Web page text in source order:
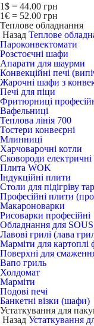
1$ = 44.00 грн
1€ = 52.00 грн
Теплове обладнання
Назад Теплове
Пароконвектомати
Розстоєчні шафи
Апарати для шаурми
Конвекційні печі
Жарочні шафи з
Печі для піци
Фритюрниці
Вафельниці
Теплова лінія 700
Тостери конвеєрні
Млинниці
Харчоварочні котли
Сковороди електричні
Плита WOK
Індукційні плити
Столи для підігріву
Професійні плити
Макароноварки
Рисоварки професійні
Обладнання для
Лавові грилі (лава
Марміти для картоплі
Поверхні для
Вапо гриль
Холдомат
Марміти
Подові печі
Банкетні візки (шафи)
Устаткування для
Назад Устаткування